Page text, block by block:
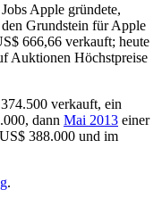
Apple gründete,
Grundstein für Apple
666,66 verkauft; heute
Auktionen Höchstpreise
verkauft, ein
dann Mai 2013 einer
388.000 und im
.